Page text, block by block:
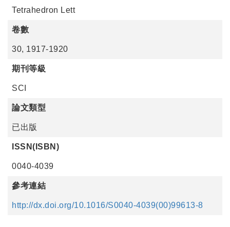
Tetrahedron Lett
卷數
30, 1917-1920
期刊等級
SCI
論文類型
已出版
ISSN(ISBN)
0040-4039
參考連結
http://dx.doi.org/10.1016/S0040-4039(00)99613-8